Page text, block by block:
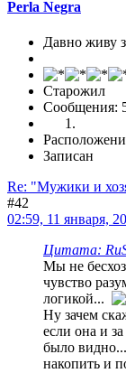
Perla Negra
Давно живу
Старожил
Сообщения:
Записан
Re: "Мужики и
#42
02:59, 11 января,
Цитата:
Мы не
чувство
логикой...
Ну зачем
если она и
было
накопить и